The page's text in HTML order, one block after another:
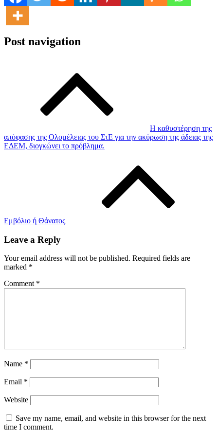
Post navigation
Η καθυστέρηση της
απόφασης της Ολομέλειας του ΣτΕ για την ακύρωση της άδειας της
ΕΔΕΜ, διογκώνει το πρόβλημα.
Εμβόλιο ή Θάνατος
Leave a Reply
Your email address will not be published. Required fields are
marked *
Comment *
Name *
Email *
Website
Save my name, email, and website in this browser for the next
time I comment.